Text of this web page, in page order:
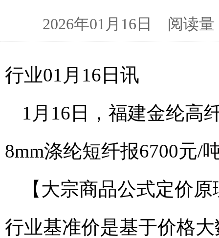
2026年01月16日 阅读
行业01月16日讯
1月16日，福建金纶高
8mm涤纶短纤报6700元/
【大宗商品公式定价
行业基准价是基于价格